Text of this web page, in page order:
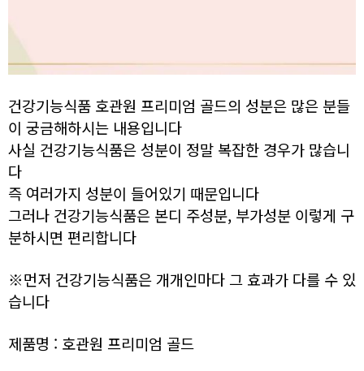
건강기능식품 호관원 프리미엄 골드의 성분은 많은 분들
이 궁금해하시는 내용입니다
사실 건강기능식품은 성분이 정말 복잡한 경우가 많습니
다
즉 여러가지 성분이 들어있기 때문입니다
그러나 건강기능식품은 본디 주성분, 부가성분 이렇게 구
분하시면 편리합니다
※먼저 건강기능식품은 개개인마다 그 효과가 다를 수 있
습니다
제품명 : 호관원 프리미엄 골드